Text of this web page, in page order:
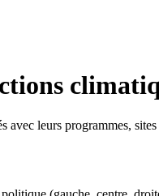
leurs programmes,